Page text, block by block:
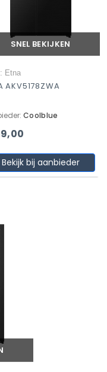
SNEL BEKIJKEN
Etna
AKV5178ZWA
Coolblue
Bekijk bij aanbieder